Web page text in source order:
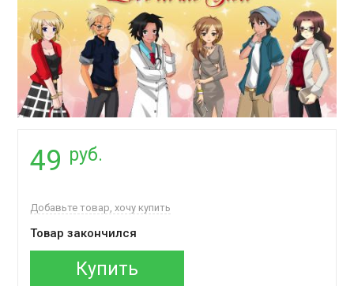
49 руб.
Добавьте товар, хочу купить
Товар закончился
Купить